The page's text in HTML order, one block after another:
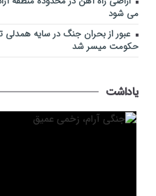
می شود
عبور از بحران جنگ در سایه همدلی
حکومت میسر شد
یاداشت